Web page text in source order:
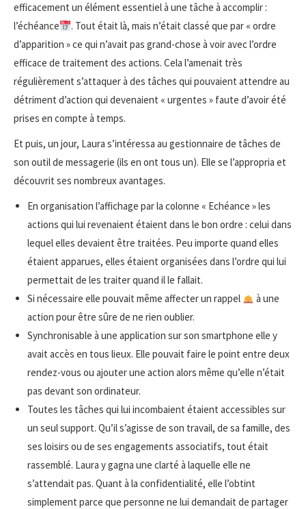
efficacement un élément essentiel à une tâche à accomplir :
l’échéance
. Tout était là, mais n’était classé que par « ordre
d’apparition » ce qui n’avait pas grand-chose à voir avec l’ordre
efficace de traitement des actions. Cela l’amenait très
régulièrement s’attaquer à des tâches qui pouvaient attendre au
détriment d’action qui devenaient « urgentes » faute d’avoir été
prises en compte à temps.
Et puis, un jour, Laura s’intéressa au gestionnaire de tâches de
son outil de messagerie (ils en ont tous un). Elle se l’appropria et
découvrit ses nombreux avantages.
En organisation l’affichage par la colonne « Echéance » les
actions qui lui revenaient étaient dans le bon ordre : celui dans
lequel elles devaient être traitées. Peu importe quand elles
étaient apparues, elles étaient organisées dans l’ordre qui lui
permettait de les traiter quand il le fallait.
Si nécessaire elle pouvait même affecter un rappel
à une
action pour être sûre de ne rien oublier.
Synchronisable à une application sur son smartphone elle y
avait accès en tous lieux. Elle pouvait faire le point entre deux
rendez-vous ou ajouter une action alors même qu’elle n’était
pas devant son ordinateur.
Toutes les tâches qui lui incombaient étaient accessibles sur
un seul support. Qu’il s’agisse de son travail, de sa famille, des
ses loisirs ou de ses engagements associatifs, tout était
rassemblé. Laura y gagna une clarté à laquelle elle ne
s’attendait pas. Quant à la confidentialité, elle l’obtint
simplement parce que personne ne lui demandait de partager